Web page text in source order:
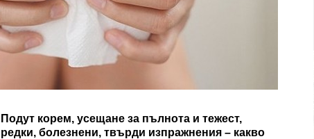
Подут корем, усещане за пълнота и тежест,
редки, болезнени, твърди изпражнения – какво